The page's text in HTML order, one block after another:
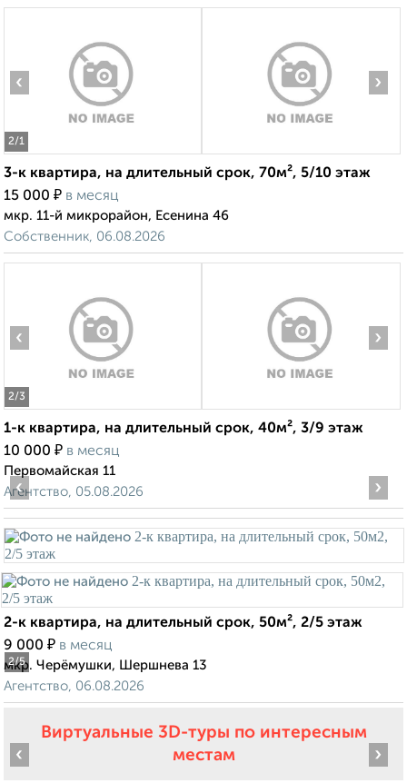
2/1
‹ ›
3-к квартира, на длительный срок, 70м², 5/10 этаж
15 000 ₽ в месяц
мкр. 11-й микрорайон, Есенина 46
Собственник, 06.08.2026
2/3
‹ ›
1-к квартира, на длительный срок, 40м², 3/9 этаж
10 000 ₽ в месяц
Первомайская 11
Агентство, 05.08.2026
2/5
‹ ›
2-к квартира, на длительный срок, 50м², 2/5 этаж
9 000 ₽ в месяц
мкр. Черёмушки, Шершнева 13
Агентство, 06.08.2026
Виртуальные 3D-туры по интересным
местам
‹ ›